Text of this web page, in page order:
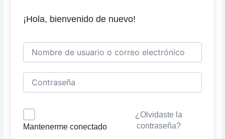
¡Hola, bienvenido de nuevo!
Mantenerme conectado
¿Olvidaste la
contraseña?